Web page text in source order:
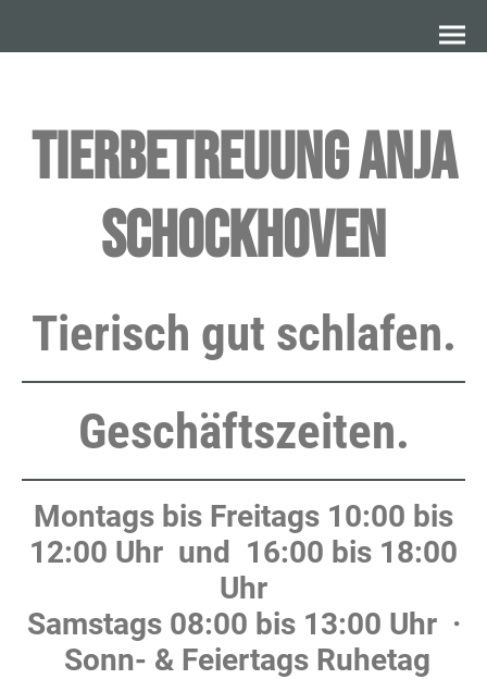
TierBetreuung Anja
Schockhoven
Tierisch gut schlafen.
Geschäftszeiten.
Montags bis Freitags 10:00 bis
12:00 Uhr und 16:00 bis 18:00
Uhr
Samstags 08:00 bis 13:00 Uhr ·
Sonn- & Feiertags Ruhetag